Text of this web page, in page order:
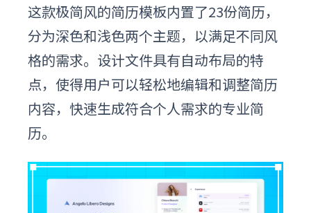
这款极简风的简历模板内置了23份简历，
分为深色和浅色两个主题，以满足不同风
格的需求。设计文件具有自动布局的特
点，使得用户可以轻松地编辑和调整简历
内容，快速生成符合个人需求的专业简
历。